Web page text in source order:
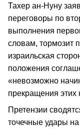
Тахер ан-Нуну
переговоры по
выполнения
словам, тормозит
израильская
положения
«невозможно
прекращения этих
Претензии
точечные удары